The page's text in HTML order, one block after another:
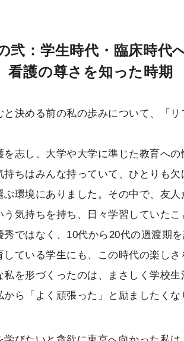
弐：学生時代・臨床時代
護の尊さを知った時期
決める前の私の歩みについて、「リ
志し、大学や大学に準じた教育への
ちはみんな持っていて、ひとりも
環境にありました。その中で、友
気持ちを持ち、日々学習していた
ではなく、10代から20代の過渡期
ている学生にも、この時代の楽しさ
を形づくったのは、まさしく学校生
ら「よく頑張った」と励ましたくな